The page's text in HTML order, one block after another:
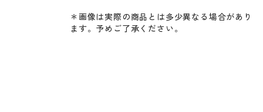
＊画像は実際の商品とは多少異なる場合があり
ます。予めご了承ください。